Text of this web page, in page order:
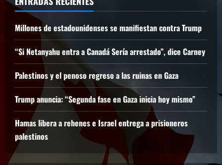
Millones de estadounidenses se manifiestan contra Trump
“Si Netanyahu entra a Canadá Sería arrestado”, dice Carney
Palestinos y el penoso regreso a las ruinas en Gaza
Trump anuncia: “Segunda fase en Gaza inicia hoy mismo”
Hamas libera a rehenes e Israel entrega a prisioneros
palestinos